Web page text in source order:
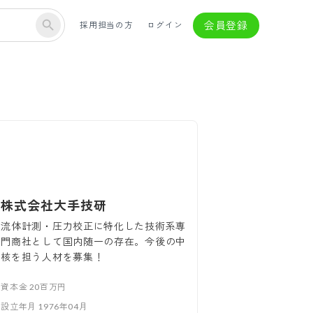
採用担当の方 ログイン 会員登録
株式会社大手技研
流体計測・圧力校正に特化した技術系専
門商社として国内随一の存在。今後の中
核を担う人材を募集！
資本金 20百万円
設立年月 1976年04月